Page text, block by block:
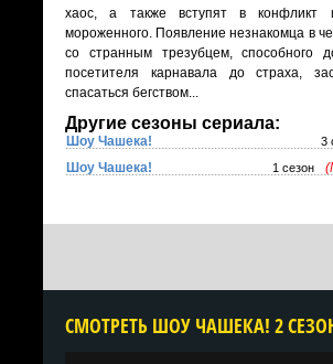
хаос, а также вступят в конфликт
мороженного. Появление незнакомца в
со странным трезубцем, способного
посетителя карнавала до страха,
спасаться бегством...
Другие сезоны сериала:
Шоу Чашека! 3
Шоу Чашека!
1 сезон